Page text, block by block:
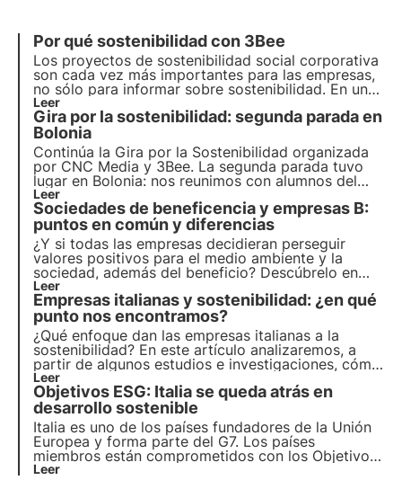
Por qué sostenibilidad con 3Bee
Los proyectos de sostenibilidad social corporativa
son cada vez más importantes para las empresas,
no sólo para informar sobre sostenibilidad. En un
mundo con recursos limitados y fuertes
desigualdades, cada vez son más los actores que
piden a las empresas que se comprometan
activamente.
Leer
Gira por la sostenibilidad: segunda parada en
Bolonia
Continúa la Gira por la Sostenibilidad organizada
por CNC Media y 3Bee. La segunda parada tuvo
lugar en Bolonia: nos reunimos con alumnos del
Instituto Augusto Righi y de la Universidad Alma
Mater Studiorum paraconcienciarsobre la
biodiversidad, la Agenda 2030 y los Objetivos de
Desarrollo Sostenible.
Leer
Sociedades de beneficencia y empresas B:
puntos en común y diferencias
¿Y si todas las empresas decidieran perseguir
valores positivos para el medio ambiente y la
sociedad, además del beneficio? Descúbrelo en
este artículo sobre las Sociedades de Beneficencia
y las Empresas B. Aprende más con las Píldoras
del Oasis, la Academia Digital de 3Bee para
profesionales de la sostenibilidad.
Leer
Empresas italianas y sostenibilidad: ¿en qué
punto nos encontramos?
¿Qué enfoque dan las empresas italianas a la
sostenibilidad? En este artículo analizaremos, a
partir de algunos estudios e investigaciones, cómo
la sostenibilidad se está convirtiendo en una
palanca empresarial estratégica que ayuda a
gestionar los riesgos y reducir los costes.
Leer
Objetivos ESG: Italia se queda atrás en
desarrollo sostenible
Italia es uno de los países fundadores de la Unión
Europea y forma parte del G7. Los países
miembros están comprometidos con los Objetivos
de Desarrollo Sostenible de la Agenda 2030 para
Leer